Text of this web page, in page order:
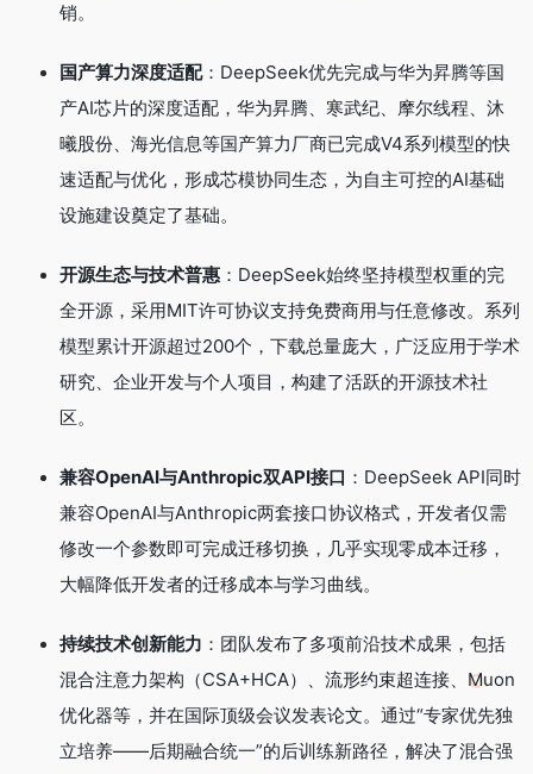
销。
国产算力深度适配：DeepSeek优先完成与华为昇腾等国
产AI芯片的深度适配，华为昇腾、寒武纪、摩尔线程、沐
曦股份、海光信息等国产算力厂商已完成V4系列模型的快
速适配与优化，形成芯模协同生态，为自主可控的AI基础
设施建设奠定了基础。
开源生态与技术普惠 ：DeepSeek始终坚持模型权重的完
全开源，采用MIT许可协议支持免费商用与任意修改。系列
模型累计开源超过200个，下载总量庞大，广泛应用于学术
研究、企业开发与个人项目，构建了活跃的开源技术社
区。
兼容OpenAI与Anthropic双API接口 ：DeepSeek API同时
兼容OpenAI与Anthropic两套接口协议格式，开发者仅需
修改一个参数即可完成迁移切换，几乎实现零成本迁移，
大幅降低开发者的迁移成本与学习曲线。
持续技术创新能力 ：团队发布了多项前沿技术成果，包括
混合注意力架构（CSA+HCA）、流形约束超连接、Muon
优化器等，并在国际顶级会议发表论文。通过“专家优先独
立培养——后期融合统一”的后训练新路径，解决了混合强